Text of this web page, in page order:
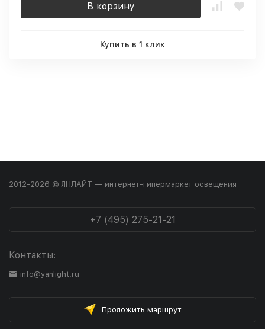
В корзину
Купить в 1 клик
2012-2026 © ЯНЛАЙТ — интернет-гипермаркет освещения
+7 (495) 275-21-21
Контакты:
info@yanlight.ru
Проложить маршрут